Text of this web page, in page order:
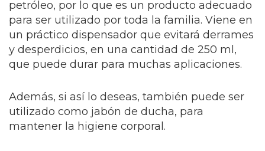
petróleo, por lo que es un producto adecuado
para ser utilizado por toda la familia. Viene en
un práctico dispensador que evitará derrames
y desperdicios, en una cantidad de 250 ml,
que puede durar para muchas aplicaciones.
Además, si así lo deseas, también puede ser
utilizado como jabón de ducha, para
mantener la higiene corporal.